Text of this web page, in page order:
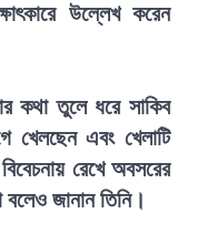
উল্লেখ করেন
কথা তুলে ধরে সাকিব
খেলছেন এবং খেলাটি
রেখে অবসরের
বলেও জানান তিনি।